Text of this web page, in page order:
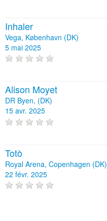
Inhaler
Vega, København (DK)
5 mai 2025
Alison Moyet
DR Byen, (DK)
15 avr. 2025
Totò
Royal Arena, Copenhagen (DK)
22 févr. 2025